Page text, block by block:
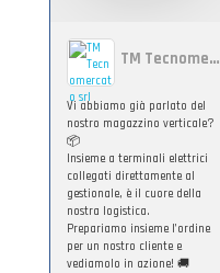
TM Tecnomercato srl
Vi abbiamo già parlato del
nostro magazzino verticale?
📦
Insieme a terminali elettrici
collegati direttamente al
gestionale, è il cuore della
nostra logistica.
Prepariamo insieme l’ordine
per un nostro cliente e
vediamolo in azione! 🚚